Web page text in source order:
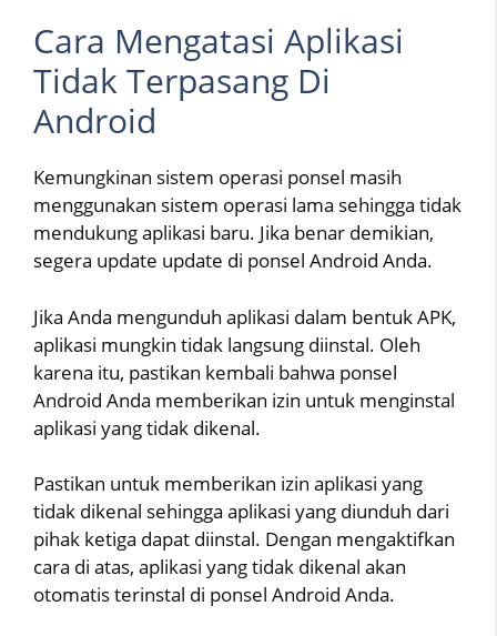
Cara Mengatasi Aplikasi
Tidak Terpasang Di
Android
Kemungkinan sistem operasi ponsel masih
menggunakan sistem operasi lama sehingga tidak
mendukung aplikasi baru. Jika benar demikian,
segera update update di ponsel Android Anda.
Jika Anda mengunduh aplikasi dalam bentuk APK,
aplikasi mungkin tidak langsung diinstal. Oleh
karena itu, pastikan kembali bahwa ponsel
Android Anda memberikan izin untuk menginstal
aplikasi yang tidak dikenal.
Pastikan untuk memberikan izin aplikasi yang
tidak dikenal sehingga aplikasi yang diunduh dari
pihak ketiga dapat diinstal. Dengan mengaktifkan
cara di atas, aplikasi yang tidak dikenal akan
otomatis terinstal di ponsel Android Anda.